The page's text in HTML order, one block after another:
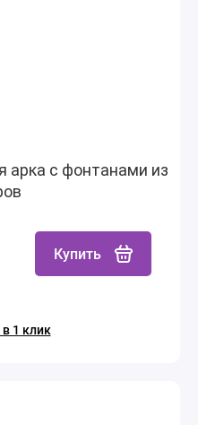
арка с фонтанами из
Купить
1 клик